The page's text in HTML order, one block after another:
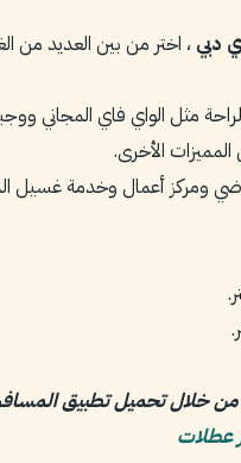
دبي ، اختر من بين العديد من
مثل الواي فاي المجاني
المميزات الأخرى.
ومركز أعمال وخدمة غسيل
من خلال تحميل تطبيق
عطلات